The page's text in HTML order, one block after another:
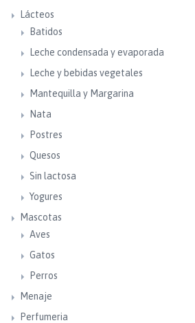
Lácteos
Batidos
Leche condensada y evaporada
Leche y bebidas vegetales
Mantequilla y Margarina
Nata
Postres
Quesos
Sin lactosa
Yogures
Mascotas
Aves
Gatos
Perros
Menaje
Perfumeria